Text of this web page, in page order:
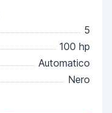
5
100 hp
Automatico
Nero